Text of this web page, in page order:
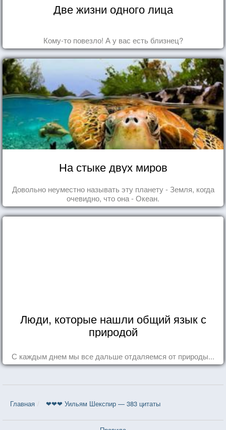
Две жизни одного лица
Кому-то повезло! А у вас есть близнец?
На стыке двух миров
Довольно неуместно называть эту планету - Земля, когда
очевидно, что она - Океан.
Люди, которые нашли общий язык с
природой
С каждым днем мы все дальше отдаляемся от природы...
Главная ❤❤❤ Уильям Шекспир — 383 цитаты